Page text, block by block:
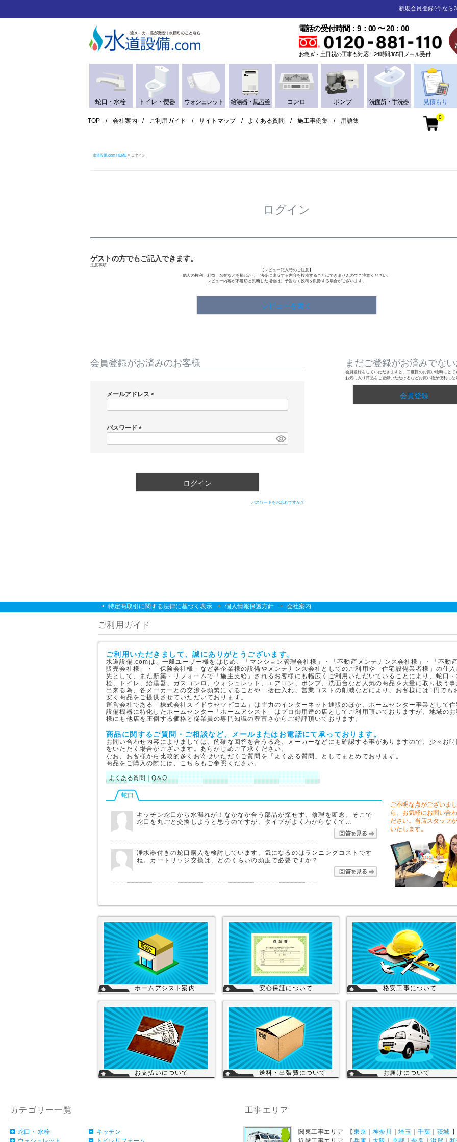
新規会員登録(今なら
電話の受付時間：9：00 〜 20：00
お急ぎ・土日祝の工事も対応！24時間365日メール受付
蛇口・水栓 トイレ・便器 ウォシュレット 給湯器・風呂釜 コンロ ポンプ 洗面所・手洗器 見積もり
TOP 会社案内 ご利用ガイド サイトマップ よくある質問 施工事例集 用語集
0
水道設備.com HOME ログイン
ログイン
ゲストの方でもご記入できます。
注意事項
【レビュー記入時のご注意】
他人の権利、利益、名誉などを損ねたり、法令に違反する内容を投稿することはできませんのでご注意ください。
レビュー内容が不適切と判断した場合は、予告なく投稿を削除する場合がございます。
レビューを書く
会員登録がお済みのお客様
メールアドレス
)
パスワード
ログイン
パスワードをお忘れですか？
まだご登録がお済みでな
会員登録をしていただきますと、二度目のお買い物時にとて
お気に入り商品をご登録いただけるなどお買い物が便利にな
会員登録
特定商取引に関する法律に基づく表示 個人情報保護方針 会社案内
ご利用ガイド
ご利用いただきまして、誠にありがとうございます。
水道設備.comは、一般ユーザー様をはじめ、「マンション管理会社様」・「不動産メンテナンス会社様」・「不動
販売会社様」・「保険会社様」など各企業様の設備やメンテナンス会社としてのご利用や「住宅設備業者様」の仕入
先として、また新築・リフォームで「施主支給」されるお客様にも幅広くご利用いただいていることにより、蛇口・
栓、トイレ、給湯器、ガスコンロ、ウォシュレット、エアコン、ポンプ、洗面台など人気の商品を大量に取り扱う事
出来る為、各メーカーとの交渉を頻繁にすることや一括仕入れ、営業コストの削減などにより、お客様には1円でも
安く商品をご提供させていただいております。
運営会社である「株式会社スイドウセツビコム」は主力のインターネット通販のほか、ホームセンター事業として住
設備機器に特化したホームセンター「ホームアシスト」はプロ御用達の店としてご利用頂いておりますが、地域のお
様にも他店を圧倒する価格と従業員の専門知識の豊富さからご好評頂いております。
商品に関するご質問・ご相談など、メールまたはお電話にて承っております。
お問い合わせ内容によりましては、的確な回答を合うる為、メーカーなどにも確認する事がありますので、少々お時
をいただく場合がございます。あらかじめご了承ください。
なお、お客様から比較的多くお寄せいただくご質問を「よくある質問」としてまとめております。
商品をご購入の際には、こちらもご参照ください。
よくある質問｜Q＆Q
蛇口
キッチン蛇口から水漏れが！なかなか合う部品が探せず、修理を断念。そこで
蛇口を丸ごと交換しようと思うのですが、タイプがよくわからなくて…
回答を見る
浄水器付きの蛇口購入を検討しています。気になるのはランニングコストです
ね。カートリッジ交換は、どのくらいの頻度で必要ですか？
回答を見る
ご不明な点がございま
ら、お気軽にお問い合
ださい。当店スタッフ
いたします。
ホームアシスト案内
ツビコムのホームセンター事業で行って
いる【プロ御用達の店】です。
ホームアシストからお客様のご注文頂い
た住宅設備機器は品質管理され発送させ
て頂いております。
詳細を見る
安心保証について
カーに会社名が登録され取り引きしてい
ます。
その為、商品の初期不良や新品メーカー
保証が受けられます。
工事を頼まれた場合、工事保証は5年間
は無料修理にて対応致します。
格安工事について
他、当店の企業理念に賛同して頂き厳し
い技術や品質基準をクリアされた協力店
さんが同一の価格で契約のもと同一のサ
ービスを提供していますので安心して交
換工事もご依頼下さい。
お支払いについて
カード決済は現在ご利用出来ません。
送料・出張費について
せください。
お届けについて
宅配便でお届けの場合、時間指定が可能
です。
カテゴリー一覧
蛇口・ 水栓
キッチン
工事エリア
関東工事エリア 【 東京 神奈川 ｜埼玉 ｜千葉 茨城 】